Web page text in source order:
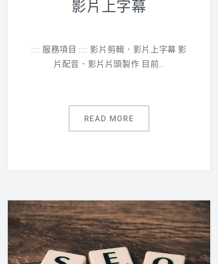
影片上字幕
:::: 服務項目 :::: 影片剪輯．影片上字幕 影
片配音．影片片頭製作 目前…
READ MORE